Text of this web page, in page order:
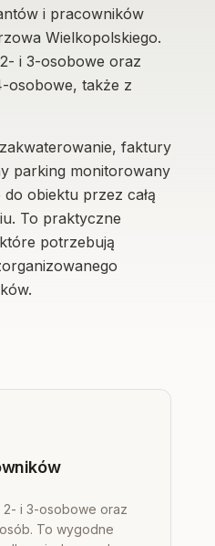
i pracowników
Wielkopolskiego.
i 3-osobowe oraz
osobowe, także z
faktury
parking monitorowany
obiektu przez całą
To praktyczne
potrzebują
2- i 3-osobowe oraz
To wygodne